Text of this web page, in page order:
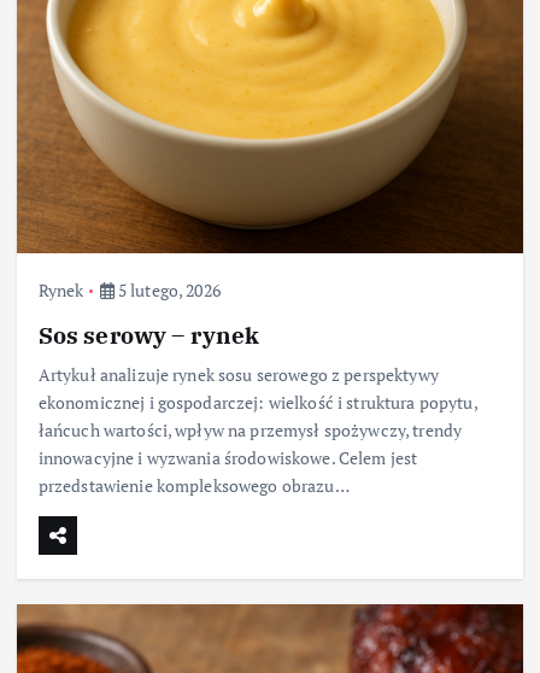
Rynek 5 lutego, 2026
Sos serowy – rynek
Artykuł analizuje rynek sosu serowego z perspektywy
ekonomicznej i gospodarczej: wielkość i struktura popytu,
łańcuch wartości, wpływ na przemysł spożywczy, trendy
innowacyjne i wyzwania środowiskowe. Celem jest
przedstawienie kompleksowego obrazu…